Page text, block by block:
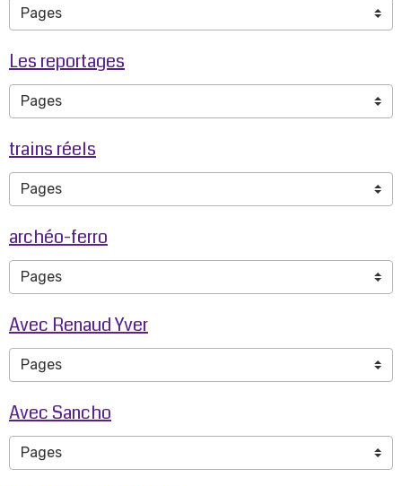
Les reportages
trains réels
archéo-ferro
Avec Renaud Yver
Avec Sancho